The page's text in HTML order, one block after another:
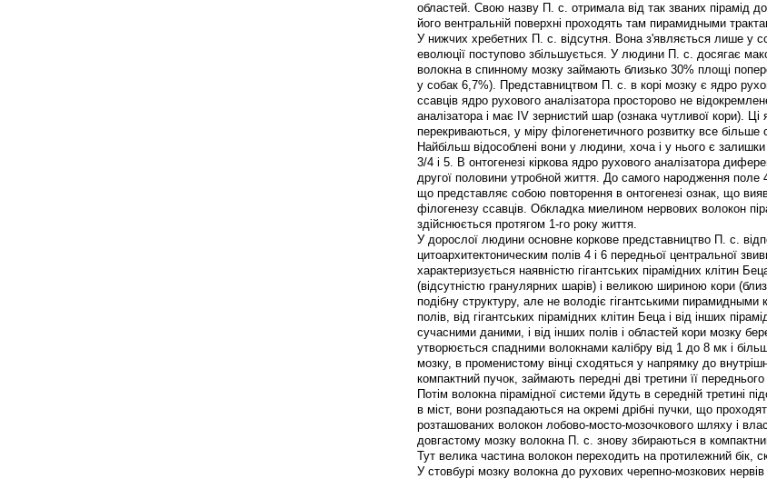
областей. Свою назву П. с. отримала від так званих пірамід
його вентральній поверхні проходять там пирамидными
У нижчих хребетних П. с. відсутня. Вона з'являється лише у
еволюції поступово збільшується. У людини П. с. досягає
волокна в спинному мозку займають близько 30% площі
у собак 6,7%). Представництвом П. с. в корі мозку є ядро
ссавців ядро рухового аналізатора просторово не
аналізатора і має IV зернистий шар (ознака чутливої кори). Ці
перекриваються, у міру філогенетичного розвитку все більше
Найбільш відособлені вони у людини, хоча і у нього є залишки
3/4 і 5. В онтогенезі кіркова ядро рухового аналізатора
другої половини утробной життя. До самого народження поле
що представляє собою повторення в онтогенезі ознак, що
філогенезу ссавців. Обкладка миелином нервових волокон
здійснюється протягом 1-го року життя.
У дорослої людини основне коркове представництво П. с.
цитоархитектоническим полів 4 і 6 передньої центральної
характеризується наявністю гігантських пірамідних клітин
(відсутністю гранулярних шарів) і великою шириною кори
подібну структуру, але не володіє гігантськими пирамидными
полів, від гігантських пірамідних клітин Беца і від інших
сучасними даними, і від інших полів і областей кори мозку
утворюється спадними волокнами калібру від 1 до 8 мк і
мозку, в променистому вінці сходяться у напрямку до
компактний пучок, займають передні дві третини її переднього
Потім волокна пірамідної системи йдуть в середній третині
в міст, вони розпадаються на окремі дрібні пучки, що
розташованих волокон лобово-мосто-мозочкового шляху і
довгастому мозку волокна П. с. знову збираються в
Тут велика частина волокон переходить на протилежний бік,
У стовбурі мозку волокна до рухових черепно-мозкових